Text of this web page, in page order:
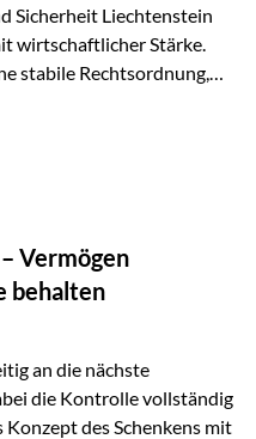
Sicherheit Liechtenstein
wirtschaftlicher Stärke.
stabile Rechtsordnung,
Diese Struktur schafft
Merkmal ist die
weist keine
der wirtschaftlichen
Verfassung verankert.
Artikel 14 der
Vermögen
behalten
an die nächste
die Kontrolle vollständig
Konzept des Schenkens mit